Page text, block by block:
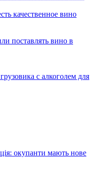
качественное вино
поставлять вино в
с алкоголем для
окупанти мають нове